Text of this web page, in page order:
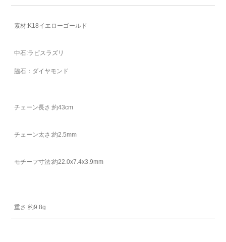
素材:K18イエローゴールド
中石:ラピスラズリ
脇石：ダイヤモンド
チェーン長さ:約43cm
チェーン太さ:約2.5mm
モチーフ寸法:約22.0x7.4x3.9mm
重さ:約9.8g